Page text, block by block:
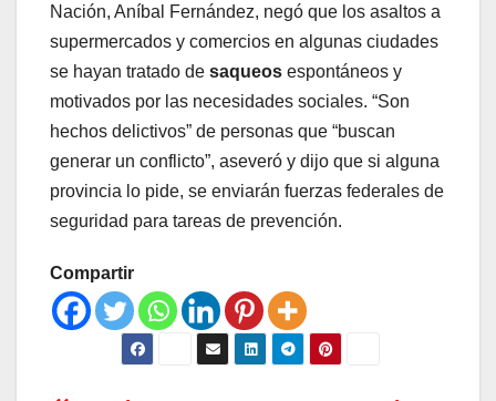
Nación, Aníbal Fernández, negó que los asaltos a
supermercados y comercios en algunas ciudades
se hayan tratado de saqueos espontáneos y
motivados por las necesidades sociales. “Son
hechos delictivos” de personas que “buscan
generar un conflicto”, aseveró y dijo que si alguna
provincia lo pide, se enviarán fuerzas federales de
seguridad para tareas de prevención.
Compartir